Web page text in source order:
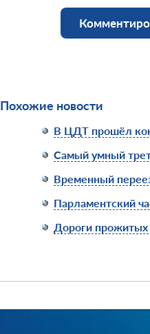
Похожие новости
В ЦДТ прошёл
Самый умный
Временный
Парламентский
Дороги прожитых